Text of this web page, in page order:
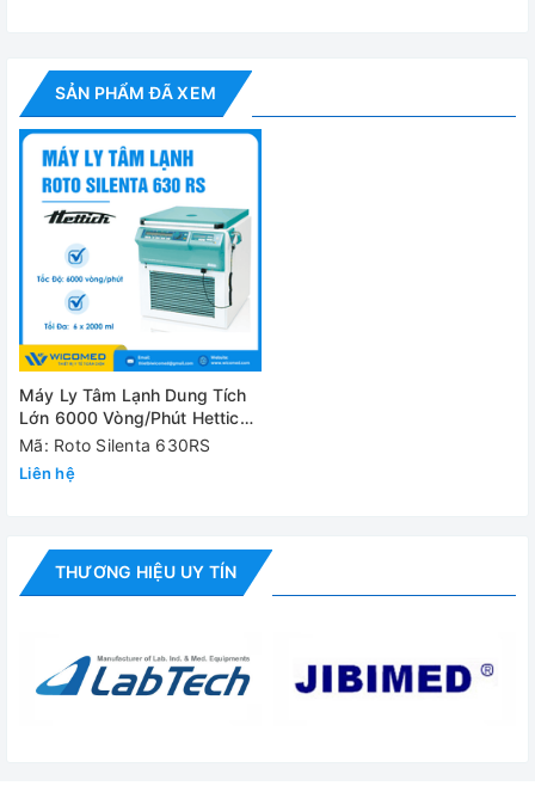
Máy ly tâm Roto Silenta 630RS
✅ Bộ phụ kiện tiêu chuẩn
✅ Hướng dẫn sử dụng
Đánh giá
SẢN PHẨM ĐÃ XEM
Máy Ly Tâm Lạnh Dung Tích
Lớn 6000 Vòng/Phút Hettich
Roto Silenta 630RS
Mã: Roto Silenta 630RS
Liên hệ
THƯƠNG HIỆU UY TÍN